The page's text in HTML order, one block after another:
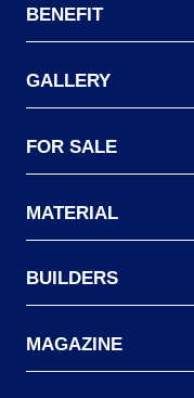
BENEFIT
GALLERY
FOR SALE
MATERIAL
BUILDERS
MAGAZINE